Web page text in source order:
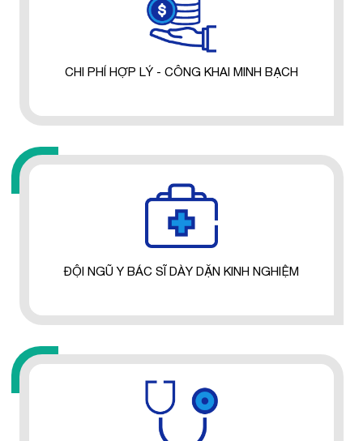
CHI PHÍ HỢP LÝ - CÔNG KHAI MINH BẠCH
ĐỘI NGŨ Y BÁC SĨ DÀY DẶN KINH NGHIỆM